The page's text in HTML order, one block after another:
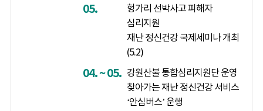
05.
헝가리 선박사고 피해자
심리지원
재난 정신건강 국제세미나 개최
(5.2)
04. ~ 05. 강원산불 통합심리지원단 운영
찾아가는 재난 정신건강 서비스
‘안심버스’ 운행